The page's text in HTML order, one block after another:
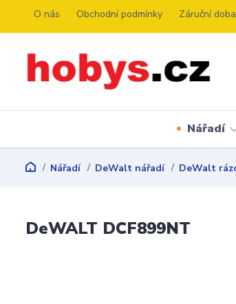
O nás Obchodní podmínky Záruční doba
Nářadí
Nářadí DeWalt nářadí DeWalt
DeWALT DCF899NT